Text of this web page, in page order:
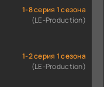
1-8 серия 1 сезона
(LE-Production)
1-2 серия 1 сезона
(LE-Production)